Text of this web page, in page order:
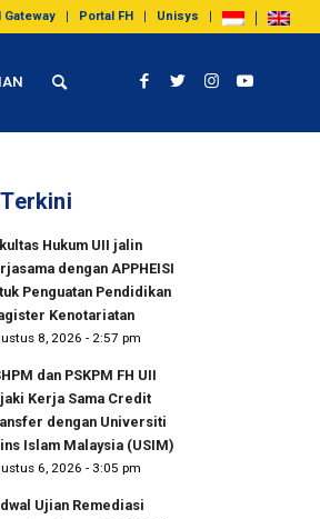
Gateway Portal FH Unisys
Hukum UII jalin
dengan APPHEISI
Penguatan Pendidikan
Kenotariatan
8, 2026 - 2:57 pm
dan PSKPM FH UII
Kerja Sama Credit
dengan Universiti
Islam Malaysia (USIM)
6, 2026 - 3:05 pm
Ujian Remediasi